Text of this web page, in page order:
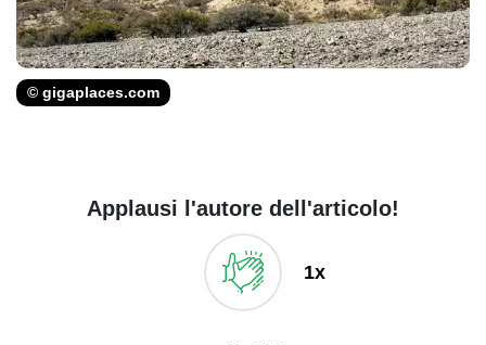
© gigaplaces.com
Applausi l'autore dell'articolo!
1x